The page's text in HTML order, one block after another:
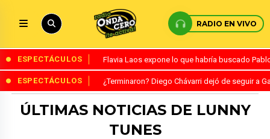
RADIO EN VIVO
ESPECTÁCULOS Flavia Laos expone lo que habría buscado
ESPECTÁCULOS ¿Terminaron? Diego Chávarri dejó de seguir a
ÚLTIMAS NOTICIAS DE LUNNY
TUNES